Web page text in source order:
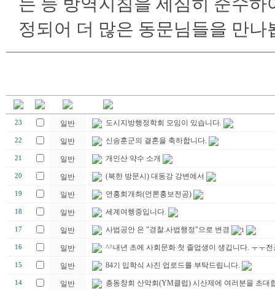
정되어 더 많은 동문님들을 만나
23 일반 도시지방행정학회 모임이 있습니다.
22 일반 신송훈군의 결혼을 축하합니다.
21 일반 개인산 약수 소개
20 일반 (북한 방문시) 대동강 강변에서
19 일반 연홍회개최(언론홍보전공)
18 일반 세계여행중입니다.
17 일반 사법공안 은 "경찰.사법행정"으로 변경 1
16 일반 ^^내년 초에 사회문화 첫 졸업생이 생깁니다. ㅜㅜ
15 일반 84기 입학식 사진 업로드를 부탁드립니다.
14 일반 총동창회 산악회(YM클럽) 시산제에 여러분을 초대